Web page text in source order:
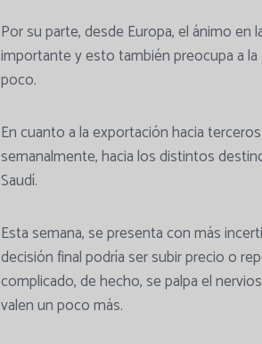
Por su parte, desde Europa, el ánimo
importante y esto también preocupa a
poco.
En cuanto a la exportación hacia
semanalmente, hacia los distintos
Saudí.
Esta semana, se presenta con más
decisión final podría ser subir precio o
complicado, de hecho, se palpa el
valen un poco más.